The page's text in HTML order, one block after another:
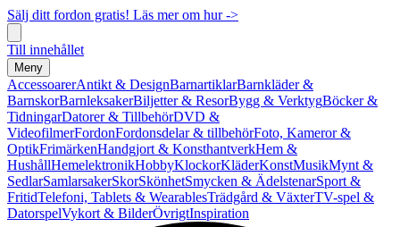
Sälj ditt fordon gratis! Läs mer om hur ->
Till innehållet
Meny
AccessoarerAntikt & DesignBarnartiklarBarnkläder &
BarnskorBarnleksakerBiljetter & ResorBygg & VerktygBöcker &
TidningarDatorer & TillbehörDVD &
VideofilmerFordonFordonsdelar & tillbehörFoto, Kameror &
OptikFrimärkenHandgjort & KonsthantverkHem &
HushållHemelektronikHobbyKlockorKläderKonstMusikMynt &
SedlarSamlarsakerSkorSkönhetSmycken & ÄdelstenarSport &
FritidTelefoni, Tablets & WearablesTrädgård & VäxterTV-spel &
DatorspelVykort & BilderÖvrigtInspiration